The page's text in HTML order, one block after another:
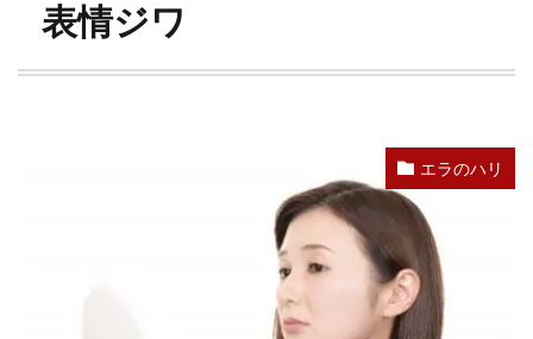
表情ジワ
エラのハリ